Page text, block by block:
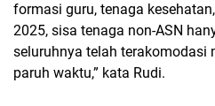
formasi guru, tenaga
2025, sisa tenaga non-ASN
seluruhnya telah terakomodasi
paruh waktu,” kata Rudi.